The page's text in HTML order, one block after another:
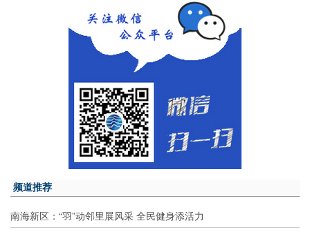
频道推荐
南海新区：“羽”动邻里展风采 全民健身添活力